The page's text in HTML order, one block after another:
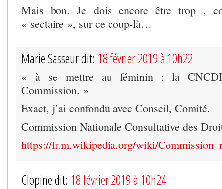
Mais bon. Je dois encore être trop ,
« sectaire », sur ce coup-là…
Marie Sasseur dit: 18 février 2019 à 10h22
« à se mettre au féminin : la
Commission. »
Exact, j’ai confondu avec Conseil, Comité.
Commission Nationale Consultative des
https://fr.m.wikipedia.org/wiki/
Clopine dit: 18 février 2019 à 10h24